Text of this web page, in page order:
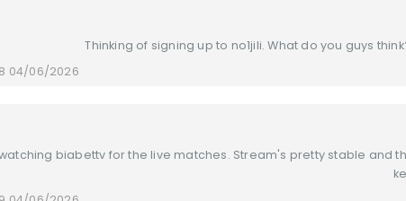
Thinking of signing up to no1jili. What do you guys
04/06/2026 at 20:58
biabettv for the live matches. Stream's pretty stable and